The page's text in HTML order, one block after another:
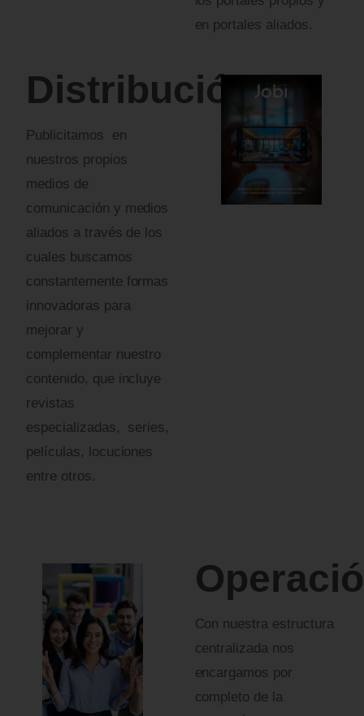
en portales aliados.
Distribución
Publicitamos en
nuestros propios
medios de
comunicación y medios
aliados a través de los
cuales buscamos
constantemente formas
innovadoras para
mejorar y
complementar nuestro
contenido, que incluye
revistas
especializadas, series,
películas, locuciones
entre otros.
Con nuestra estructura
centralizada nos
encargamos por
completo de la
Apellidos
Teléfono / WhatsApp
¿Cómo prefieres ser contactado?
WhatsApp
Correo electrónico
Comentarios adicionales (opcional)